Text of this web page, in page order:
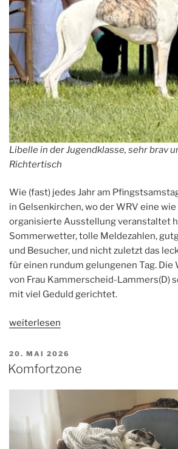
Libelle in der Jugendklasse, sehr brav
Richtertisch
Wie (fast) jedes Jahr am
in Gelsenkirchen, wo der WRV eine
organisierte Ausstellung veranstaltet
Sommerwetter, tolle Meldezahlen,
und Besucher, und nicht zuletzt das
für einen rundum gelungenen Tag. Die
von Frau Kammerscheid-Lammers(D)
mit viel Geduld gerichtet.
„Ausstellung
weiterlesen
VERÖFFENTLICHT
AM
20. MAI 2026
Komfortzone